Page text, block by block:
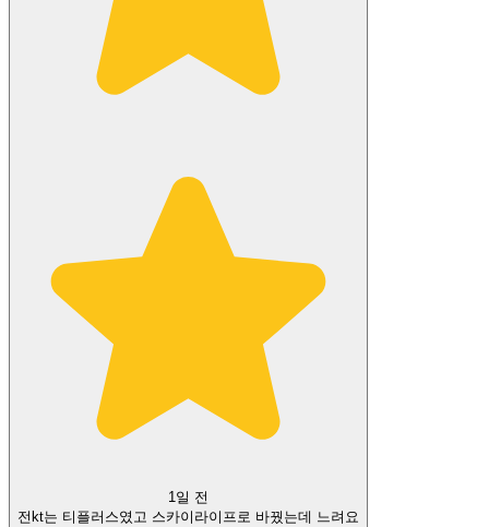
1일 전
전kt는 티플러스였고 스카이라이프로 바꿨는데 느려요